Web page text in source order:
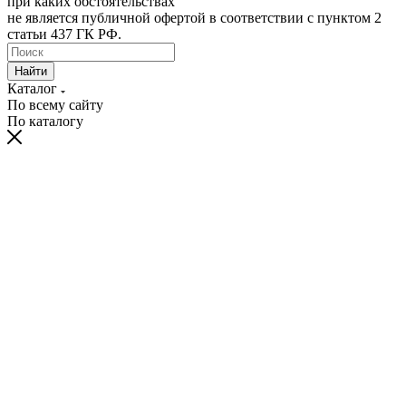
не является публичной офертой в соответствии с пунктом 2
статьи 437 ГК РФ.
Найти
Каталог
По всему сайту
По каталогу